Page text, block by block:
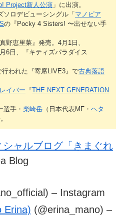
Project新人公演 」に出演。
ソロデビューシングル「マノピア
の『Pocky 4 Sisters! 〜出せない手
野恵里菜』発売。4月1日、
6日、『キティズパラダイス
行われた『寄席LIVE3』で古典落語
イバー 『THE NEXT GENERATION
選手・ 柴崎岳 （日本代表MF・ ヘタ
ャルブログ「きまぐれ
Blog
– Instagram
Erina) (@erina_mano) –